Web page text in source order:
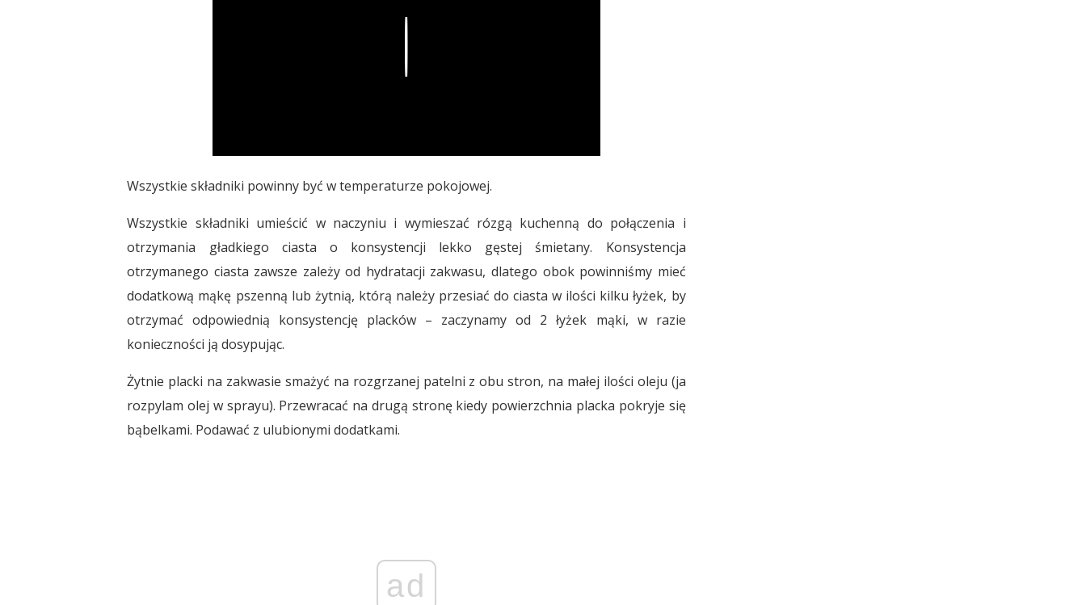
Wszystkie składniki powinny być w temperaturze pokojowej.
Wszystkie składniki umieścić w naczyniu i wymieszać rózgą kuchenną do połączenia i
otrzymania gładkiego ciasta o konsystencji lekko gęstej śmietany. Konsystencja
otrzymanego ciasta zawsze zależy od hydratacji zakwasu, dlatego obok powinniśmy mieć
dodatkową mąkę pszenną lub żytnią, którą należy przesiać do ciasta w ilości kilku łyżek, by
otrzymać odpowiednią konsystencję placków – zaczynamy od 2 łyżek mąki, w razie
konieczności ją dosypując.
Żytnie placki na zakwasie smażyć na rozgrzanej patelni z obu stron, na małej ilości oleju (ja
rozpylam olej w sprayu). Przewracać na drugą stronę kiedy powierzchnia placka pokryje się
bąbelkami. Podawać z ulubionymi dodatkami.
ad